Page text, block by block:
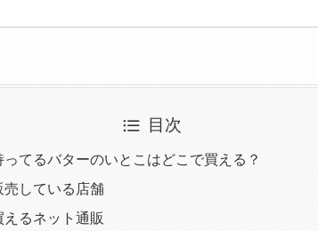
目次
てるバターのいとこはどこで買える？
売している店舗
るネット通販